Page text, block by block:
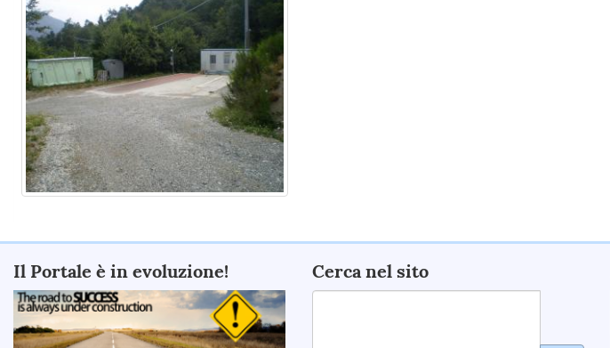
Il Portale è in evoluzione! Cerca nel sito